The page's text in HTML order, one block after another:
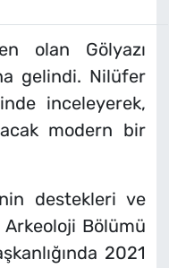
olan Gölyazı
gelindi. Nilüfer
inceleyerek,
modern bir
destekleri ve
Bölümü
2021